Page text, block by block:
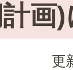
画
更